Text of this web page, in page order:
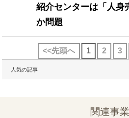
紹介センターは「人身
か問題
<<先頭へ 1 2 3
人気の記事
関連事業